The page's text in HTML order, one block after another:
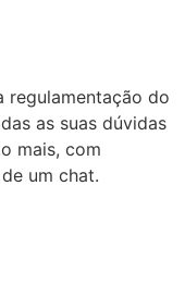
regulamentação do
as suas dúvidas
mais, com
um chat.